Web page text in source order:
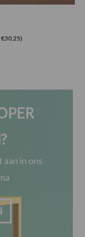
€30,25)
in ons